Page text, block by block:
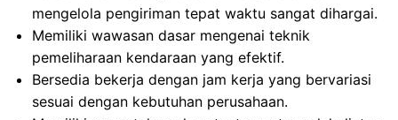
mengelola pengiriman tepat waktu sangat dihargai.
Memiliki wawasan dasar mengenai teknik
pemeliharaan kendaraan yang efektif.
Bersedia bekerja dengan jam kerja yang bervariasi
sesuai dengan kebutuhan perusahaan.